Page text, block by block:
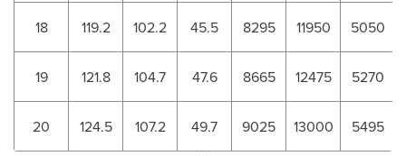
18 119.2 102.2 45.5 8295 11950 5050
19 121.8 104.7 47.6 8665 12475 5270
20 124.5 107.2 49.7 9025 13000 5495